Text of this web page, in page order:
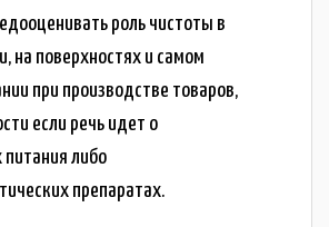
роль чистоты в
на поверхностях и самом
при производстве товаров,
если речь идет о
питания либо
препаратах.